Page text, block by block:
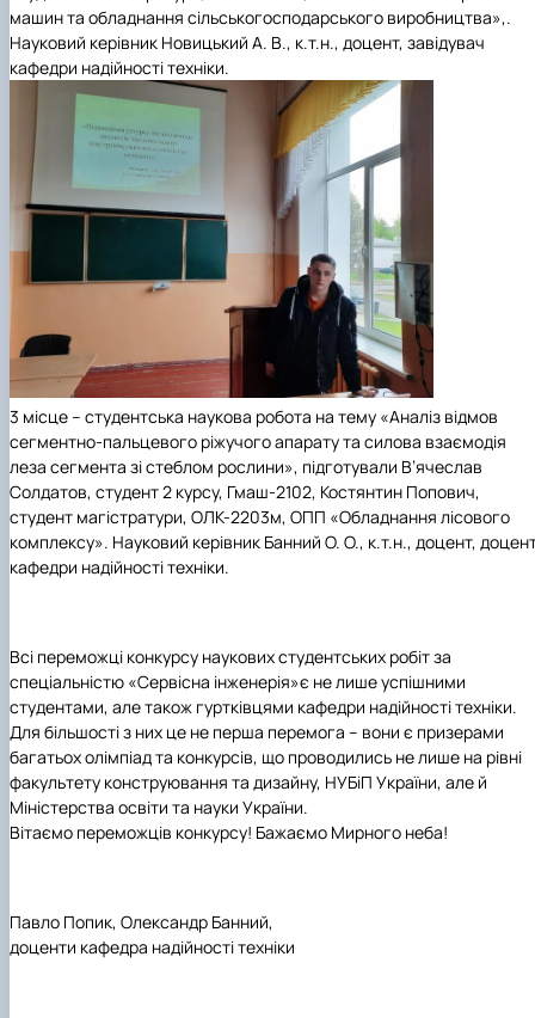
машин та обладнання сільськогосподарського виробництва»,.
Науковий керівник Новицький А. В., к.т.н., доцент, завідувач
кафедри надійності техніки.
3 місце– студентська наукова робота на тему «Аналіз відмов
сегментно-пальцевого ріжучого апарату та силова взаємодія
леза сегмента зі стеблом рослини», підготували В’ячеслав
Солдатов, студент 2 курсу, Гмаш-2102, Костянтин Попович,
студент магістратури, ОЛК-2203м, ОПП «Обладнання лісового
комплексу». Науковий керівник Банний О. О., к.т.н., доцент,
кафедри надійності техніки.
Всі переможці конкурсу наукових студентських робітза
спеціальністю «Сервісна інженерія»є не лише успішними
студентами, але також гуртківцями кафедри надійності техніки.
Для більшості з них це не перша перемога – вони є призерами
багатьох олімпіад та конкурсів, що проводились не лише на рівні
факультету конструювання та дизайну, НУБіП України, але й
Міністерства освіти та науки України.
Вітаємо переможців конкурсу! Бажаємо Мирного неба!
Павло Попик, Олександр Банний,
доценти кафедра надійності техніки